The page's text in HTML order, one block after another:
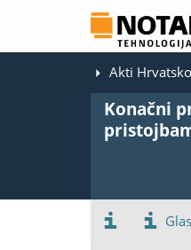
Akti
Konačni